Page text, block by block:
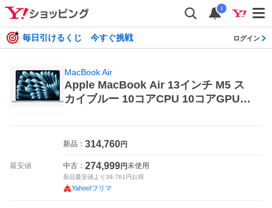
i
毎日引けるくじ 今すぐ挑戦 ログイン
MacBook Air
Apple MacBook Air 13インチ M5 ス
カイブルー 10コアCPU 10コアGPU 1
（Apple） MacBook Air MacBook
最安値
新品： 314,760円
中古： 274,999円未使用
新品最安値より39,761 円お得
Yahoo!フリマ